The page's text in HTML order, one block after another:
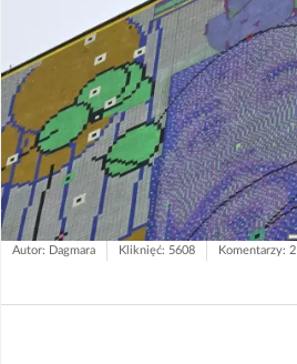
Autor: Dagmara Kliknięć: 5608 Komentarzy: 2